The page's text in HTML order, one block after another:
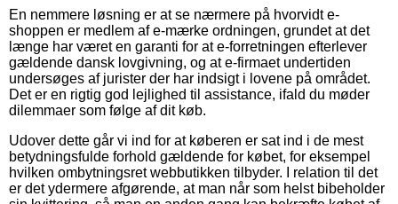
En nemmere løsning er at se nærmere på hvorvidt e-
shoppen er medlem af e-mærke ordningen, grundet at det
længe har været en garanti for at e-forretningen efterlever
gældende dansk lovgivning, og at e-firmaet undertiden
undersøges af jurister der har indsigt i lovene på området.
Det er en rigtig god lejlighed til assistance, ifald du møder
dilemmaer som følge af dit køb.
Udover dette går vi ind for at køberen er sat ind i de mest
betydningsfulde forhold gældende for købet, for eksempel
hvilken ombytningsret webbutikken tilbyder. I relation til det
er det ydermere afgørende, at man når som helst bibeholder